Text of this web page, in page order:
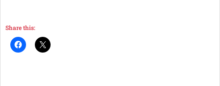
Share this: